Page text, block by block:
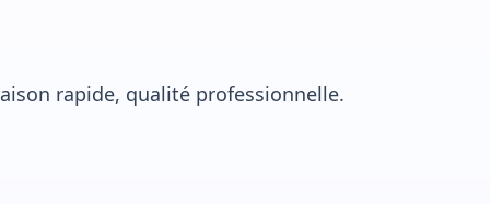
rapide, qualité professionnelle.